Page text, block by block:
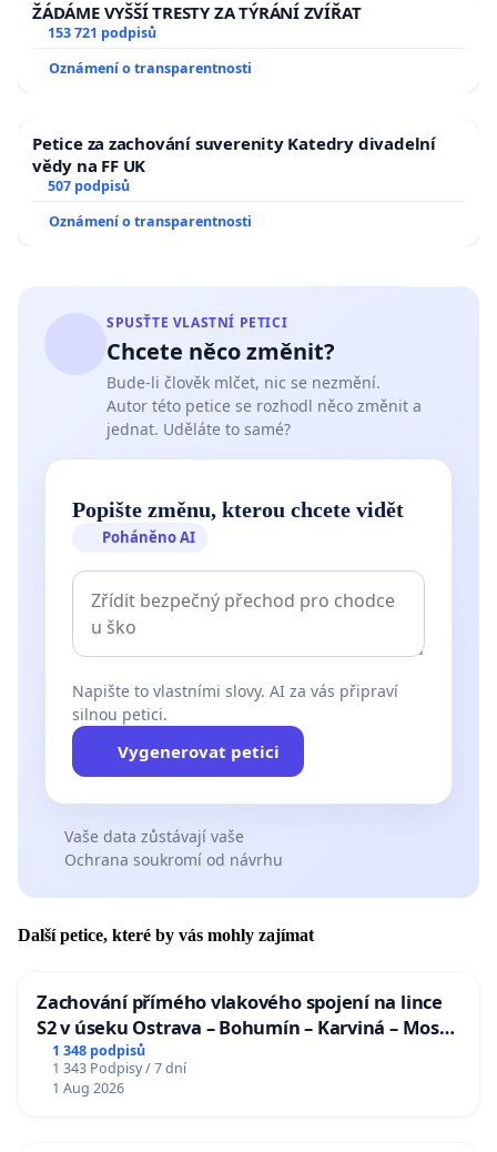
ŽÁDÁME VYŠŠÍ TRESTY ZA TÝRÁNÍ ZVÍŘAT
153 721 podpisů
Oznámení o transparentnosti
Petice za zachování suverenity Katedry divadelní
vědy na FF UK
507 podpisů
Oznámení o transparentnosti
SPUSŤTE VLASTNÍ PETICI
Chcete něco změnit?
Bude-li člověk mlčet, nic se nezmění.
Autor této petice se rozhodl něco změnit a
jednat. Uděláte to samé?
Popište změnu, kterou chcete vidět
Poháněno AI
Napište to vlastními slovy. AI za vás připraví
silnou petici.
Vygenerovat petici
Vaše data zůstávají vaše
Ochrana soukromí od návrhu
Další petice, které by vás mohly zajímat
Zachování přímého vlakového spojení na lince
S2 v úseku Ostrava – Bohumín – Karviná – Mosty
u Jablunkova
1 348 podpisů
1 343 Podpisy / 7 dní
1 Aug 2026